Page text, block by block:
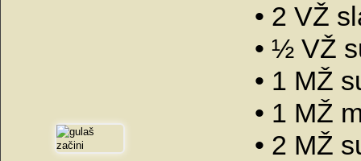
• 2 VŽ
• ½ VŽ
• 1 MŽ
• 1 MŽ
• 2 MŽ